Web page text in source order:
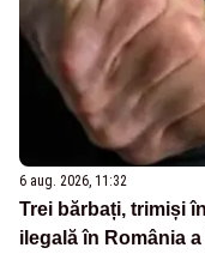
6 aug. 2026, 11:32
Trei bărbați, trimiși
ilegală în România